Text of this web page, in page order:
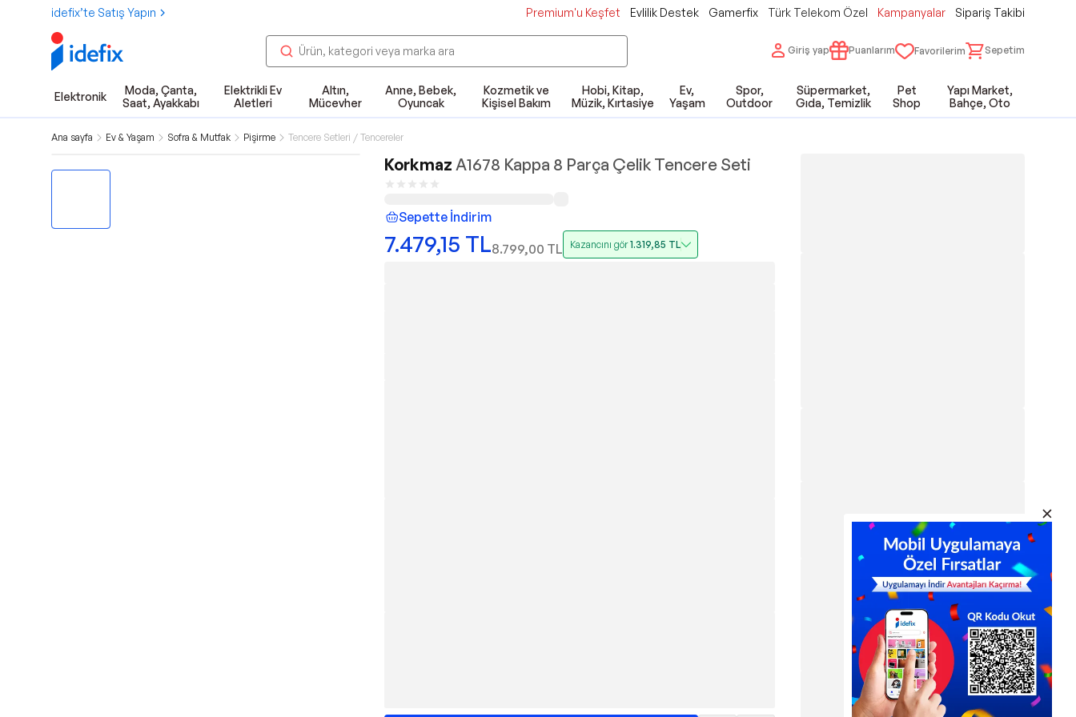
idefix’te Satış Yapın Premium'u Keşfet Evlilik Destek Gamerfix Türk Telekom Özel Kampanyalar Sipariş Takibi
Giriş yap Puanlarım Favorilerim Sepetim
Elektronik
Moda, Çanta,
Saat, Ayakkabı
Elektrikli Ev
Aletleri
Altın,
Mücevher
Anne, Bebek,
Oyuncak
Kozmetik ve
Kişisel Bakım
Hobi, Kitap,
Müzik, Kırtasiye
Ev,
Yaşam
Spor,
Outdoor
Süpermarket,
Gıda, Temizlik
Pet
Shop
Yapı Market,
Bahçe, Oto
Ana sayfa Ev & Yaşam Sofra & Mutfak Pişirme Tencere Setleri / Tencereler
Korkmaz A1678 Kappa 8 Parça Çelik Tencere Seti
Sepette İndirim
7.479,15 TL8.799,00 TL Kazancını gör1.319,85 TL